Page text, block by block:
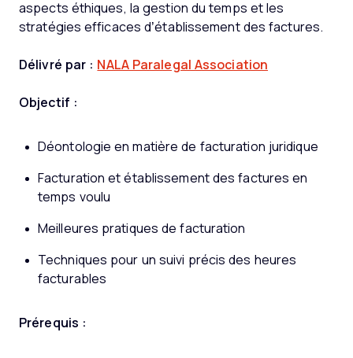
aspects éthiques, la gestion du temps et les
stratégies efficaces d’établissement des factures.
Délivré par : NALA Paralegal Association
Objectif :
Déontologie en matière de facturation juridique
Facturation et établissement des factures en
temps voulu
Meilleures pratiques de facturation
Techniques pour un suivi précis des heures
facturables
Prérequis :